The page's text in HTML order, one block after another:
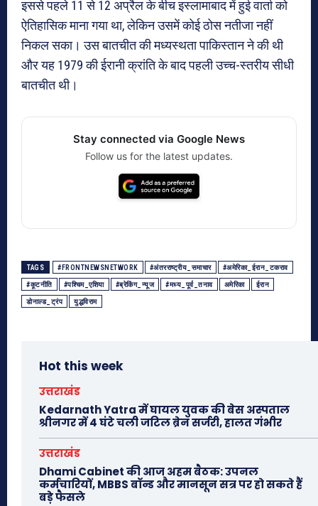
इससे पहले 11 से 12 अप्रैल के बीच इस्लामाबाद में हुई वार्ता को
ऐतिहासिक माना गया था, लेकिन उसमें कोई ठोस नतीजा नहीं
निकल सका। उस बातचीत की मध्यस्थता पाकिस्तान ने की थी
और यह 1979 की ईरानी क्रांति के बाद पहली उच्च-स्तरीय सीधी
बातचीत थी।
Stay connected via Google News
Follow us for the latest updates.
TAGS #FRONTNEWSNETWORK #अंतरराष्ट्रीय_समाचार #अमेरिका_ईरान_टकराव
#कूटनीति #पश्चिम_एशिया #ब्रेकिंग_न्यूज #मध्य_पूर्व_तनाव अमेरिका ईरान
डोनाल्ड_ट्रंप युद्धविराम
Hot this week
उत्तराखंड
Kedarnath Yatra में घायल युवक की बेस अस्पताल
श्रीनगर में 4 घंटे चली जटिल ब्रेन सर्जरी, हालत गंभीर
उत्तराखंड
Dhami Cabinet की आज अहम बैठक: उपनल
कर्मचारियों, MBBS बॉन्ड और मानसून सत्र पर हो सकते हैं
बड़े फैसले